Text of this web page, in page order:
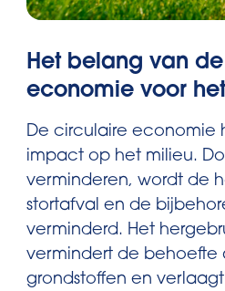
Het belang van
economie voor
De circulaire economie
impact op het milieu.
verminderen, wordt de
stortafval en de
verminderd. Het
vermindert de behoefte
grondstoffen en